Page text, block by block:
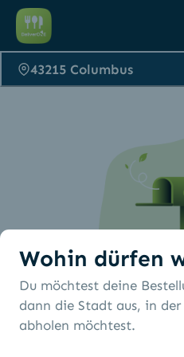
43215 Columbus
Es
Wohin dürfen
Du möchtest deine
dann die Stadt aus, in
abholen möchtest.